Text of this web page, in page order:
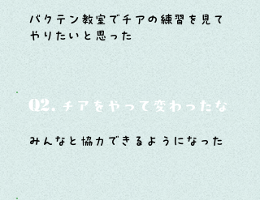
バクテン教室でチアの練習を見て
やりたいと思った
Q2. チアをやって変わったなと思
みんなと協力できるようになった